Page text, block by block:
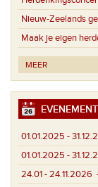
Nieuw-Zeelands
Maak je eigen
MEER
01.01.2025 -
01.01.2025 -
24.01 - 24.11.2026